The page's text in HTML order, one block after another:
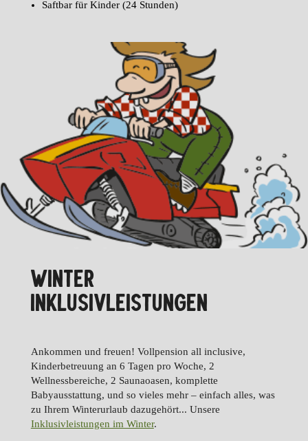
Saftbar für Kinder (24 Stunden)
WINTER
INKLUSIVLEISTUNGEN
Ankommen und freuen! Vollpension all inclusive,
Kinderbetreuung an 6 Tagen pro Woche, 2
Wellnessbereiche, 2 Saunaoasen, komplette
Babyausstattung, und so vieles mehr – einfach alles, was
zu Ihrem Winterurlaub dazugehört... Unsere
Inklusivleistungen im Winter.